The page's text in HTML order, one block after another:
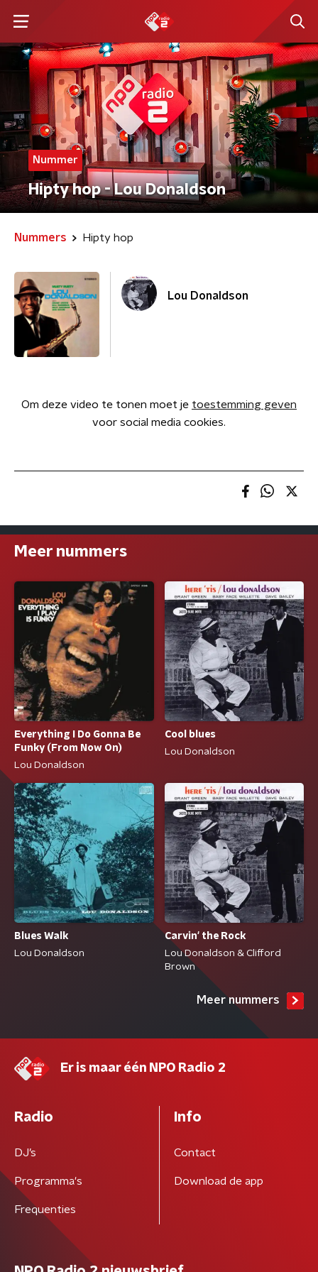
Nummer
Hipty hop - Lou Donaldson
Nummers Hipty hop
Lou Donaldson
Om deze video te tonen moet je toestemming geven
voor social media cookies.
Meer nummers
Everything I Do Gonna Be
Funky (From Now On)
Lou Donaldson
Cool blues
Lou Donaldson
Blues Walk
Lou Donaldson
Carvin' the Rock
Lou Donaldson & Clifford
Brown
Meer nummers
Er is maar één NPO Radio 2
Radio
DJ’s
Programma's
Frequenties
Info
Contact
Download de app